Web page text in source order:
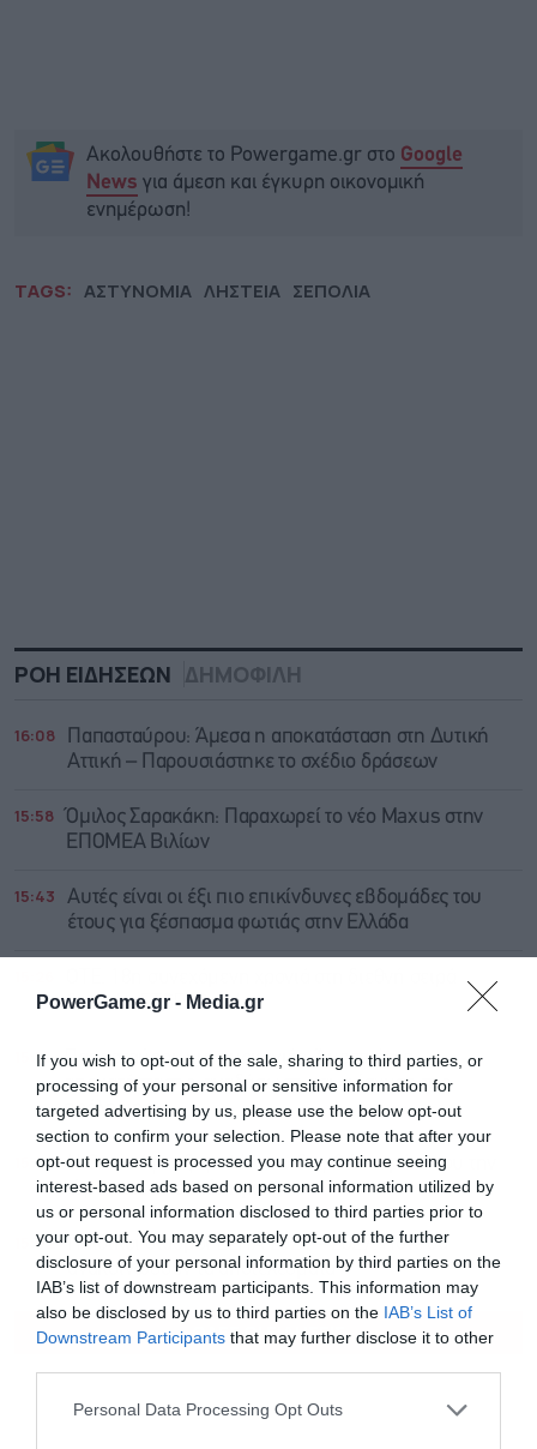
PowerGame.gr - Media.gr
If you wish to opt-out of the sale, sharing to third parties, or
processing of your personal or sensitive information for
targeted advertising by us, please use the below opt-out
section to confirm your selection. Please note that after your
opt-out request is processed you may continue seeing
interest-based ads based on personal information utilized by
us or personal information disclosed to third parties prior to
your opt-out. You may separately opt-out of the further
disclosure of your personal information by third parties on the
IAB’s list of downstream participants. This information may
also be disclosed by us to third parties on the IAB’s List of
Downstream Participants that may further disclose it to other
Personal Data Processing Opt Outs
Ακολουθήστε το Powergame.gr στο Google
News για άμεση και έγκυρη οικονομική
ενημέρωση!
TAGS: ΑΣΤΥΝΟΜΙΑ ΛΗΣΤΕΙΑ ΣΕΠΟΛΙΑ
ΡΟΗ ΕΙΔΗΣΕΩΝ ΔΗΜΟΦΙΛΗ
16:08
Παπασταύρου: Άμεσα η αποκατάσταση στη Δυτική
Αττική – Παρουσιάστηκε το σχέδιο δράσεων
15:58
Όμιλος Σαρακάκη: Παραχωρεί το νέο Maxus στην
ΕΠΟΜΕΑ Βιλίων
15:43
Αυτές είναι οι έξι πιο επικίνδυνες εβδομάδες του
έτους για ξέσπασμα φωτιάς στην Ελλάδα
δεικτών FTSE4Good
15:14 Παπασταύρου για πυρκαγιές: Άμεσα έργα
αποκατάστασης, αναδάσωση και ενίσχυση της
πρόληψης
15:03 Η Casio έφτιαξε ρολόι που διορθώνει μόνο του την
ώρα μετά από χτύπημα
15:02
Παιδικοί σταθμοί ΕΣΠΑ 2026 – 2027: Πότε θα
ανακοινωθούν τα αποτελέσματα
ΟΛΕΣ ΟΙ ΕΙΔΗΣΕΙΣ